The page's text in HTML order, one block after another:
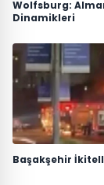
Wolfsburg:
Dinamikleri
Başakşehir